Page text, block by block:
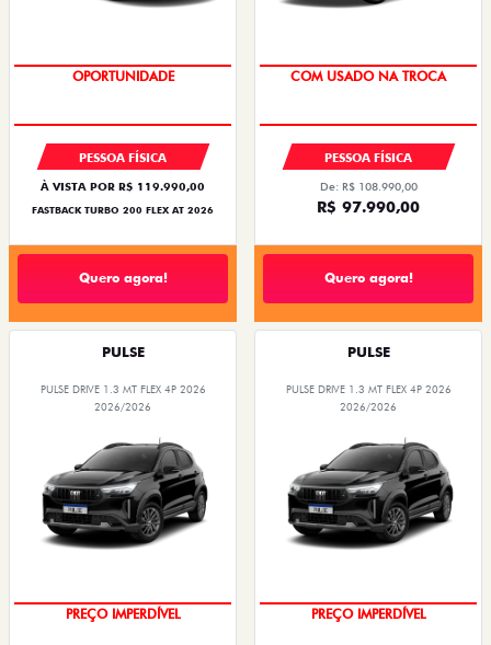
OPORTUNIDADE
PESSOA FÍSICA
À VISTA POR R$ 119.990,00
FASTBACK TURBO 200 FLEX AT 2026
Quero agora!
SUPER DESCONTO
PESSOA FÍSICA
De: R$ 108.990,00
R$ 97.990,00
Quero agora!
PULSE
PULSE DRIVE 1.3 MT FLEX 4P 2026
2026/2026
OPORTUNIDADE
PULSE
PULSE DRIVE 1.3 MT FLEX 4P 2026
2026/2026
OPORTUNIDADE